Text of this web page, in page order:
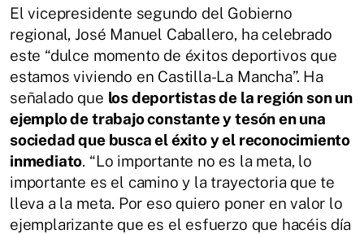
El vicepresidente segundo del Gobierno
regional, José Manuel Caballero, ha celebrado
este “dulce momento de éxitos deportivos que
estamos viviendo en Castilla-La Mancha”. Ha
señalado que los deportistas de la región son un
ejemplo de trabajo constante y tesón en una
sociedad que busca el éxito y el reconocimiento
inmediato. “Lo importante no es la meta, lo
importante es el camino y la trayectoria que te
lleva a la meta. Por eso quiero poner en valor lo
ejemplarizante que es el esfuerzo que hacéis día